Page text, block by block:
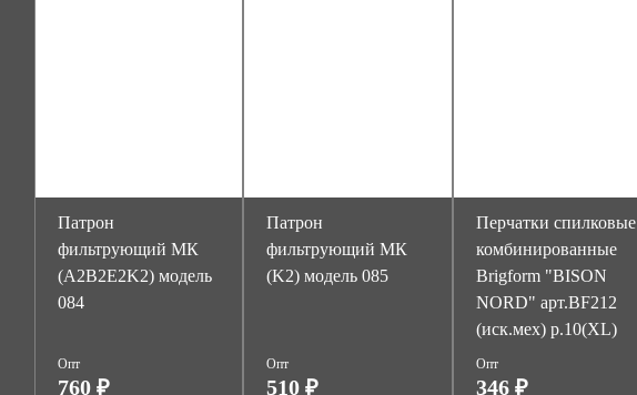
Патрон
фильтрующий МК
(A2B2E2K2) модель
084
Опт
760 ₽
Патрон
фильтрующий МК
(K2) модель 085
Опт
510 ₽
Перчатки спилковые
комбинированные
Brigform "BISON
NORD" арт.BF212
(иск.мех) р.10(XL)
Опт
346 ₽